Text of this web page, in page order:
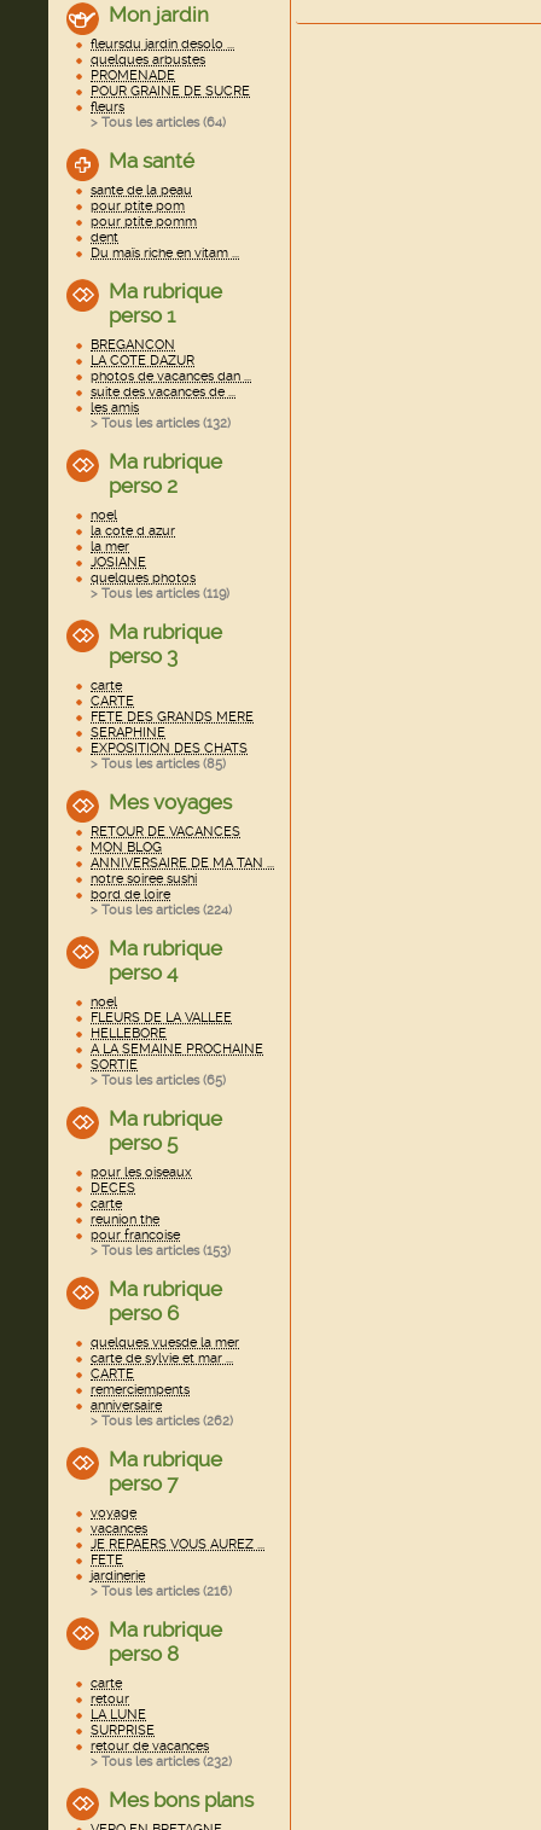
Mon jardin
fleursdu jardin desolo ...
quelques arbustes
PROMENADE
POUR GRAINE DE SUCRE
fleurs
> Tous les articles (64)
Ma santé
sante de la peau
pour ptite pom
pour ptite pomm
dent
Du maïs riche en vitam ...
Ma rubrique
perso 1
BREGANCON
LA COTE DAZUR
photos de vacances dan ...
suite des vacances de ...
les amis
> Tous les articles (132)
Ma rubrique
perso 2
noel
la cote d azur
la mer
JOSIANE
quelques photos
> Tous les articles (119)
Ma rubrique
perso 3
carte
CARTE
FETE DES GRANDS MERE
SERAPHINE
EXPOSITION DES CHATS
> Tous les articles (85)
Mes voyages
RETOUR DE VACANCES
MON BLOG
ANNIVERSAIRE DE MA TAN ...
notre soiree sushi
bord de loire
> Tous les articles (224)
Ma rubrique
perso 4
noel
FLEURS DE LA VALLEE
HELLEBORE
A LA SEMAINE PROCHAINE
SORTIE
> Tous les articles (65)
Ma rubrique
perso 5
pour les oiseaux
DECES
carte
reunion the
pour francoise
> Tous les articles (153)
Ma rubrique
perso 6
quelques vuesde la mer
carte de sylvie et mar ...
CARTE
remerciempents
anniversaire
> Tous les articles (262)
Ma rubrique
perso 7
voyage
vacances
JE REPAERS VOUS AUREZ ...
FETE
jardinerie
> Tous les articles (216)
Ma rubrique
perso 8
carte
retour
LA LUNE
SURPRISE
retour de vacances
> Tous les articles (232)
Mes bons plans